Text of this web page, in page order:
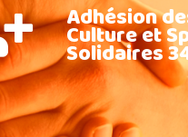
Adhésion
Culture et
Solidaires